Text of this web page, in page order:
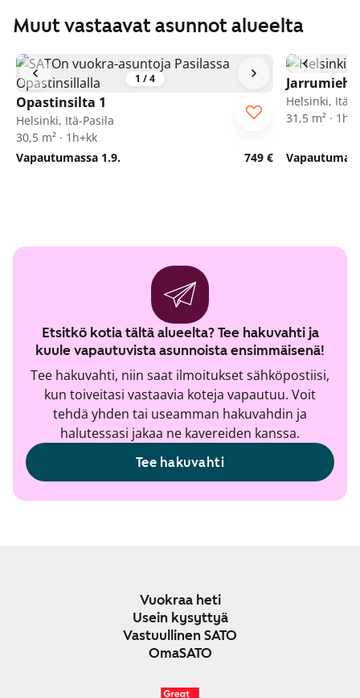
Muut vastaavat asunnot alueelta
1 /4
Opastinsilta 1
Helsinki, Itä-Pasila
30,5 m² · 1h+kk
Vapautumassa 1.9.
749 €
Helsinki, Itä-
31,5 m² ·
Etsitkö kotia tältä alueelta? Tee hakuvahti ja
kuule vapautuvista asunnoista ensimmäisenä!
Tee hakuvahti, niin saat ilmoitukset sähköpostiisi,
kun toiveitasi vastaavia koteja vapautuu. Voit
tehdä yhden tai useamman hakuvahdin ja
halutessasi jakaa ne kavereiden kanssa.
Tee hakuvahti
Vuokraa heti
Usein kysyttyä
Vastuullinen SATO
OmaSATO